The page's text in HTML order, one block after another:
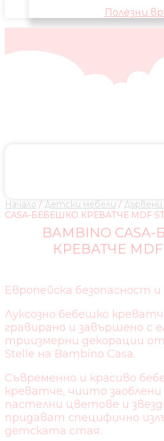
Полезни
Начало / Детски мебели / Дървени
CASA-БЕБЕШКО КРЕВАТЧЕ MDF
BAMBINO
КРЕВАТЧЕ MDF
Европейска безопасност и
Луксозно бебешко
гравирано и завършено с
триизмерни декорации
Stelle на Bambino Casa.
Съвременно и красиво
креватче, чиито
пастелни цветове и
придават специфично
детската стая.